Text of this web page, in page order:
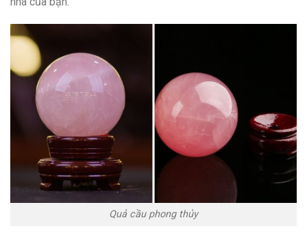
Quả cầu phong thủy